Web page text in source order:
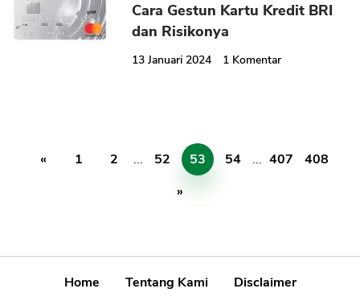
Cara Gestun Kartu Kredit BRI
dan Risikonya
13 Januari 2024 1 Komentar
« 1 2 ... 52 53 54 ... 407
408
»
Home Tentang Kami
Disclaimer